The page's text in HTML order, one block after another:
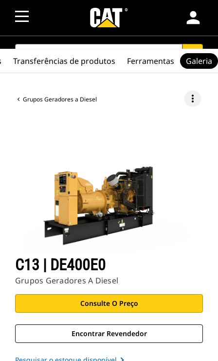
person
SEARCH search
Grupos Geradores a Diesel more_vert
C13 | DE400E0
Grupos Geradores A Diesel
Consulte O Preço
Encontrar Revendedor
Transferências de produtos Ferramentas Galeria